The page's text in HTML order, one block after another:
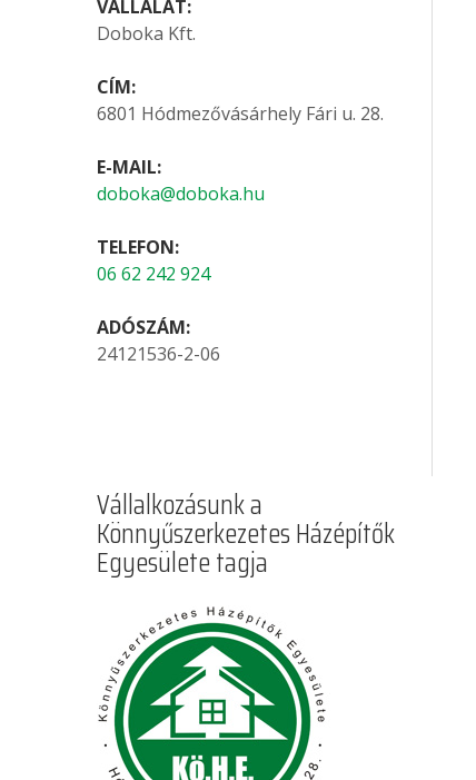
VÁLLALAT:
Doboka Kft.
CÍM:
6801 Hódmezővásárhely Fári u. 28.
E-MAIL:
doboka@doboka.hu
TELEFON:
06 62 242 924
ADÓSZÁM:
24121536-2-06
Vállalkozásunk a
Könnyűszerkezetes Házépítők
Egyesülete tagja